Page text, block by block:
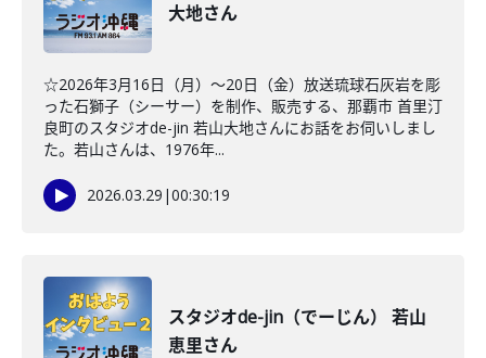
大地さん
☆2026年3月16日（月）～20日（金）放送琉球石灰岩を彫
った石獅子（シーサー）を制作、販売する、那覇市 首里汀
良町のスタジオde-jin 若山大地さんにお話をお伺いしまし
た。若山さんは、1976年...
2026.03.29 |00:30:19
スタジオde-jin（でーじん） 若山
恵里さん